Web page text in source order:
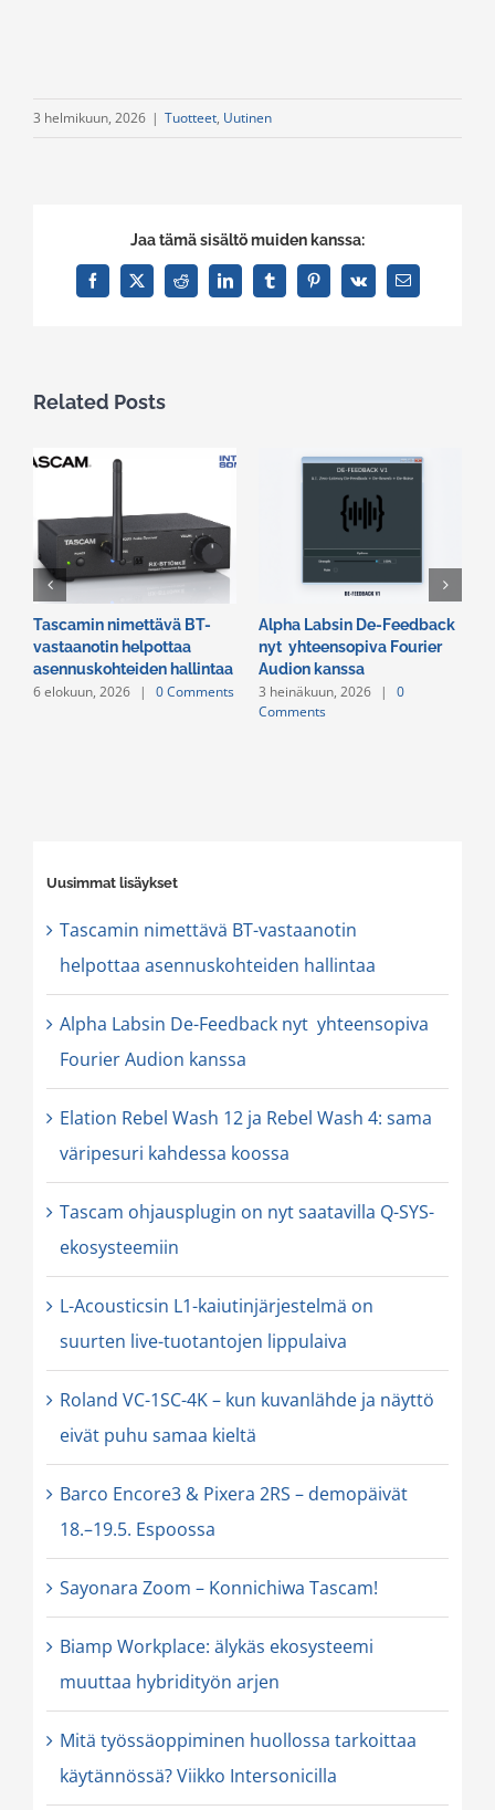
3 helmikuun, 2026 | Tuotteet, Uutinen
Jaa tämä sisältö muiden kanssa:
Facebook
X Reddit LinkedInTumblrPinterest
Vk Email
Related Posts
Tascamin nimettävä BT-
vastaanotin helpottaa
asennuskohteiden hallintaa
6 elokuun, 2026 | 0 Comments
Alpha Labsin De-Feedback
nyt yhteensopiva Fourier
Audion kanssa
3 heinäkuun, 2026 |
0
Comments
Uusimmat lisäykset
Tascamin nimettävä BT-vastaanotin
helpottaa asennuskohteiden hallintaa
Alpha Labsin De-Feedback nyt yhteensopiva
Fourier Audion kanssa
Elation Rebel Wash 12 ja Rebel Wash 4: sama
väripesuri kahdessa koossa
Tascam ohjausplugin on nyt saatavilla Q-SYS-
ekosysteemiin
L-Acousticsin L1-kaiutinjärjestelmä on
suurten live-tuotantojen lippulaiva
Roland VC-1SC-4K – kun kuvanlähde ja näyttö
eivät puhu samaa kieltä
Barco Encore3 & Pixera 2RS – demopäivät
18.–19.5. Espoossa
Sayonara Zoom – Konnichiwa Tascam!
Biamp Workplace: älykäs ekosysteemi
muuttaa hybridityön arjen
Mitä työssäoppiminen huollossa tarkoittaa
käytännössä? Viikko Intersonicilla